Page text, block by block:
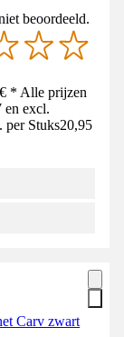
beoordeeld.
* Alle prijzen
excl.
per Stuks20,95
Carv zwart